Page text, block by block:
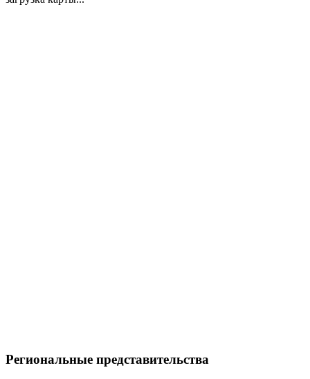
Региональные представительства